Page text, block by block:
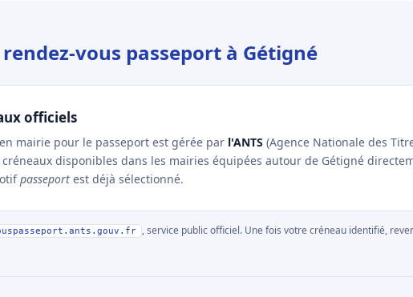
vous passeport à Gétigné
officiels
mairie pour le passeport est gérée par l'ANTS (Agence Nationale des
créneaux disponibles dans les mairies équipées autour de Gétigné
passeport est déjà sélectionné.
, service public officiel. Une fois votre créneau identifié,